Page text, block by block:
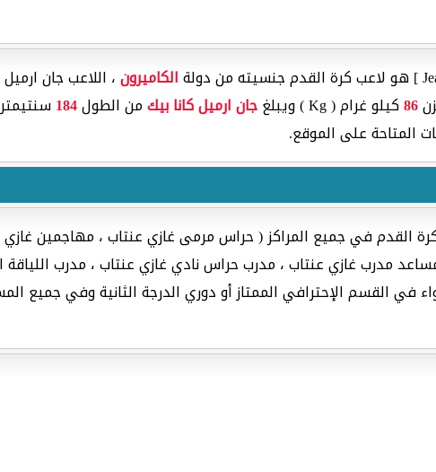
الكاميرون، اللاعب جان
86كيلو غرام ( Kg ) ويبلغ جان ارميل كانا بيكمن الطول184
المتاحة على الموقع.
القدم في جميع المراكز ( حراس مرمى غازي عنتاب ، مهاجمين غازي
مدرب غازي عنتاب ، مدرب حراس نادي غازي عنتاب ، مدرب اللياقة
في القسم الإحترافي الممتاز أو دوري الدرجة الثانية وفي جميع